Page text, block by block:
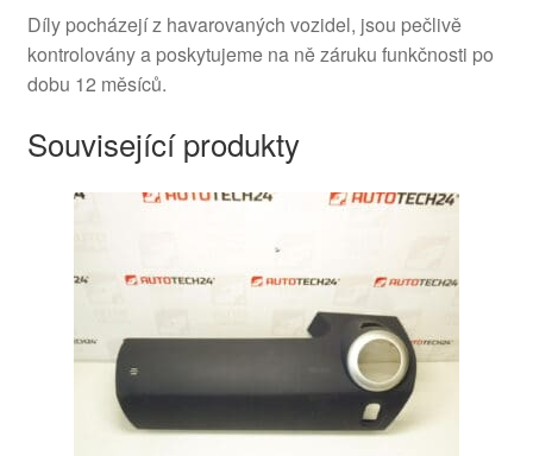
Díly pocházejí z havarovaných vozidel, jsou pečlivě
kontrolovány a poskytujeme na ně záruku funkčnosti po
dobu 12 měsíců.
Související produkty